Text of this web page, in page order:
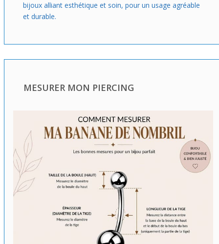
bijoux alliant esthétique et soin, pour un usage agréable
et durable.
MESURER MON PIERCING